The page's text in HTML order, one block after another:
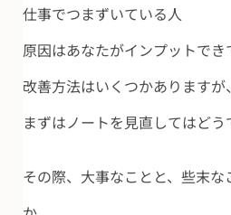
仕事でつまずいている人
原因はあなたがインプットでき
改善方法はいくつかありますが、
まずはノートを見直してはどう
その際、大事なことと、些末